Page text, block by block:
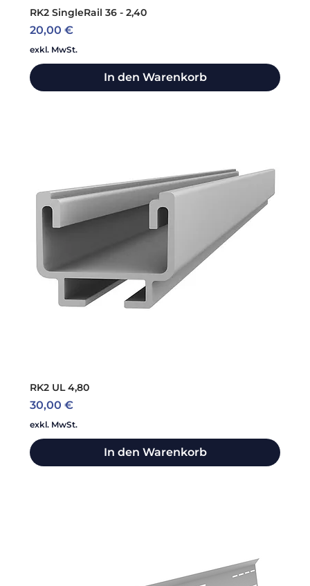
RK2 SingleRail 36 - 2,40
Preis
20,00 €
exkl. MwSt.
In den Warenkorb
RK2 UL 4,80
Preis
30,00 €
exkl. MwSt.
In den Warenkorb